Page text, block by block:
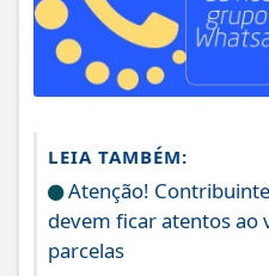
LEIA TAMBÉM:
Atenção!
devem ficar atentos ao
parcelas